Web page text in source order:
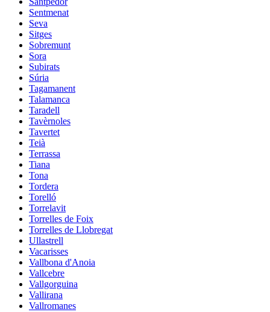
Sentmenat
Seva
Sitges
Sobremunt
Sora
Subirats
Súria
Tagamanent
Talamanca
Taradell
Tavèrnoles
Tavertet
Teià
Terrassa
Tiana
Tona
Tordera
Torelló
Torrelavit
Torrelles de Foix
Torrelles de Llobregat
Ullastrell
Vacarisses
Vallbona d'Anoia
Vallcebre
Vallgorguina
Vallirana
Vallromanes